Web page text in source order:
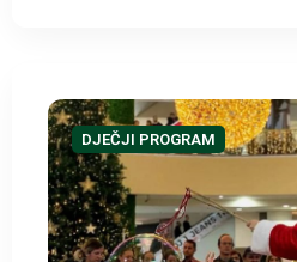
DJEČJI PROGRAM